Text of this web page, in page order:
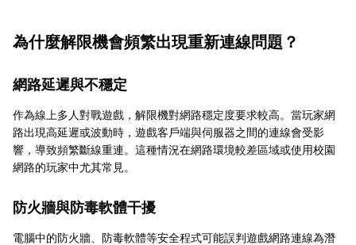
為什麼解限機會頻繁出現重新連線問題？
網路延遲與不穩定
作為線上多人對戰遊戲，解限機對網路穩定度要求較高。當玩家網
路出現高延遲或波動時，遊戲客戶端與伺服器之間的連線會受影
響，導致頻繁斷線重連。這種情況在網路環境較差區域或使用校園
網路的玩家中尤其常見。
防火牆與防毒軟體干擾
電腦中的防火牆、防毒軟體等安全程式可能誤判遊戲網路連線為潛